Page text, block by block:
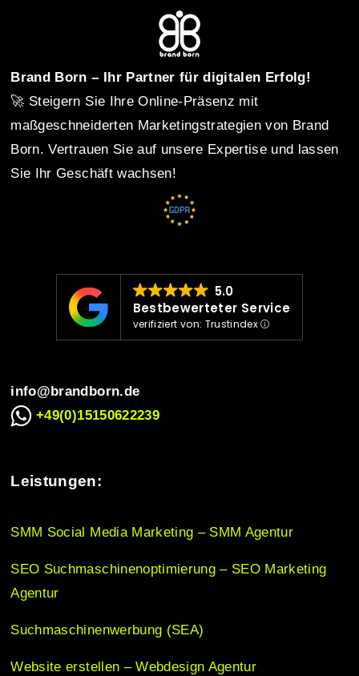
t
n
a
a
t
i
o
n
Brand Born – Ihr Partner für digitalen Erfolg!
🚀 Steigern Sie Ihre Online-Präsenz mit
maßgeschneiderten Marketingstrategien von Brand
Born. Vertrauen Sie auf unsere Expertise und lassen
Sie Ihr Geschäft wachsen!
5.0
Bestbewerteter Service
verifiziert von: Trustindex
info@brandborn.de
+49(0)15150622239
Leistungen:
SMM Social Media Marketing – SMM Agentur
SEO Suchmaschinenoptimierung – SEO Marketing
Agentur
Suchmaschinenwerbung (SEA)
Website erstellen – Webdesign Agentur